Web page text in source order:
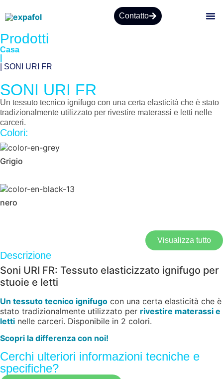
Contatto
Prodotti
Casa
| SONI URI FR
SONI URI FR
Un tessuto tecnico ignifugo con una certa elasticità che è stato
tradizionalmente utilizzato per rivestire materassi e letti nelle
carceri.
Colori:
Grigio
nero
Visualizza tutto
Descrizione
Soni URI FR: Tessuto elasticizzato ignifugo per
stuoie e letti
Un tessuto tecnico ignifugo con una certa elasticità che è
stato tradizionalmente utilizzato per rivestire materassi e
letti nelle carceri. Disponibile in 2 colori.
Scopri la differenza con noi!
Cerchi ulteriori informazioni tecniche e
specifiche?